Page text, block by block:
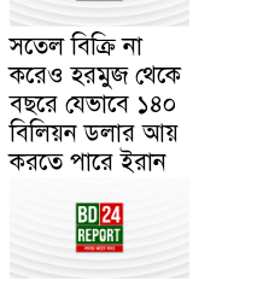
সতেল বিক্রি না
করেও হরমুজ থেকে
বছরে যেভাবে ১৪০
বিলিয়ন ডলার আয়
করতে পারে ইরান